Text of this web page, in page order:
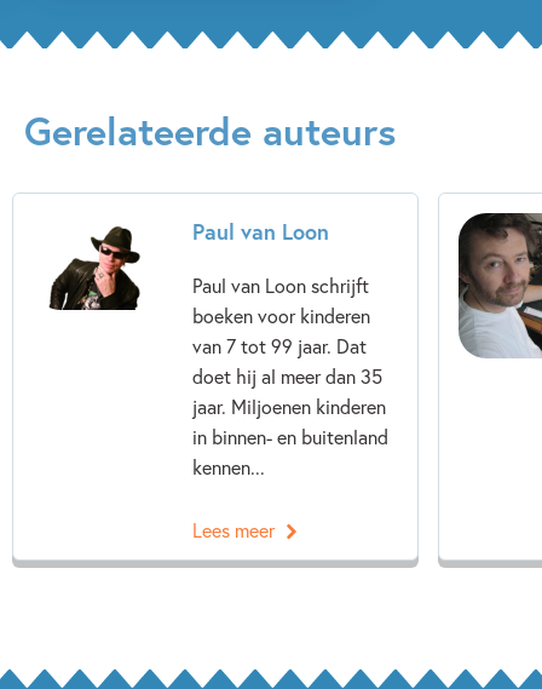
Gerelateerde auteurs
Paul van Loon
Paul van Loon schrijft
boeken voor kinderen
van 7 tot 99 jaar. Dat
doet hij al meer dan 35
jaar. Miljoenen kinderen
in binnen- en buitenland
kennen...
Lees meer